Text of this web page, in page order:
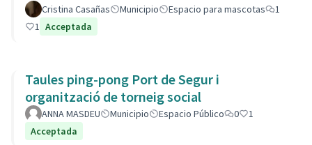
Cristina Casañas Municipio Espacio para mascotas
1
1 Acceptada
Taules ping-pong Port de Segur i
organització de torneig social
ANNA MASDEU Municipio Espacio Público 0
1
Acceptada